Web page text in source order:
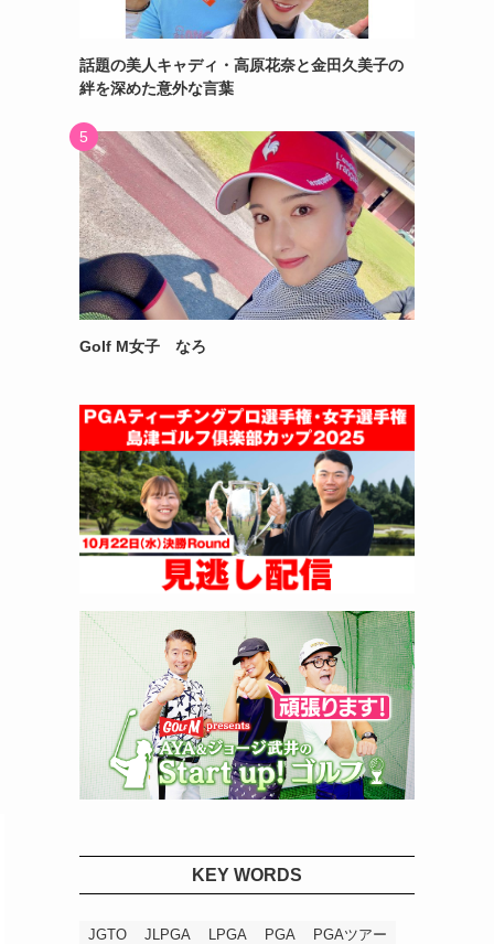
話題の美人キャディ・高原花奈と金田久美子の
絆を深めた意外な言葉
Golf M女子 なろ
KEY WORDS
JGTO JLPGA LPGA PGA
PGAツアー